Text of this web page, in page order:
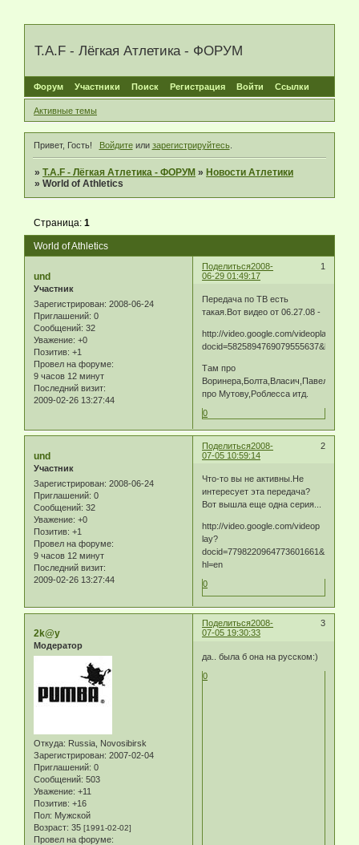
T.A.F - Лёгкая Атлетика - ФОРУМ
Форум Участники Поиск Регистрация Войти Ссылки
Активные темы
Привет, Гость! Войдитеили зарегистрируйтесь.
»T.A.F - Лёгкая Атлетика - ФОРУМ » Новости Атлетики
»World of Athletics
World of Athletics
Страница:1
Поделиться 1
2008-
06-29 01:49:17
und
Участник
Зарегистрирован: 2008-06-24
Приглашений: 0
Сообщений: 32
Уважение: +0
Позитив: +1
Провел на форуме:
9 часов 12 минут
Последний визит:
2009-02-26 13:27:44
Передача по ТВ есть
такая.Вот видео от 06.27.08 -
http://video.google.com/videoplay?
docid=5825894769079555637&hl=en
Там про
Воринера,Болта,Власич,Павела,много
про Мутову,Роблесса итд.
0
Поделиться 2
2008-
07-05 10:59:14
und
Участник
Зарегистрирован: 2008-06-24
Приглашений: 0
Сообщений: 32
Уважение: +0
Позитив: +1
Провел на форуме:
9 часов 12 минут
Последний визит:
2009-02-26 13:27:44
Что-то вы не активны.Не
интересует эта передача?
Вот вышла еще одна серия...
http://video.google.com/videop​
lay?
docid=7798220964773601661&​
hl=en
0
Поделиться 3
2008-
07-05 19:30:33
2k@y
Модератор
Откуда: Russia, Novosibirsk
Зарегистрирован: 2007-02-04
Приглашений: 0
Сообщений: 503
Уважение: +11
Позитив: +16
Пол: Мужской
Возраст: 35 [1991-02-02]
Провел на форуме:
да.. была б она на русском:)
0